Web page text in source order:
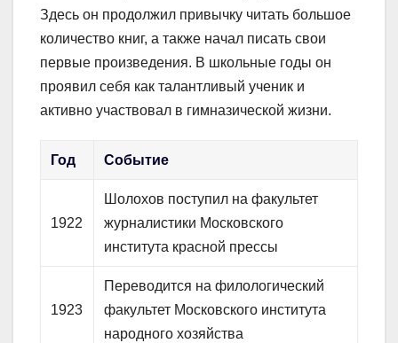
Здесь он продолжил привычку читать большое
количество книг, а также начал писать свои
первые произведения. В школьные годы он
проявил себя как талантливый ученик и
активно участвовал в гимназической жизни.
Год Событие
1922
Шолохов поступил на факультет
журналистики Московского
института красной прессы
1923
Переводится на филологический
факультет Московского института
народного хозяйства